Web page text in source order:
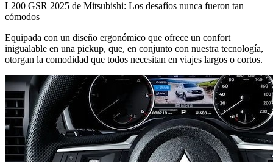
L200 GSR 2025 de Mitsubishi: Los desafíos nunca fueron tan
cómodos
Equipada con un diseño ergonómico que ofrece un confort
inigualable en una pickup, que, en conjunto con nuestra tecnología,
otorgan la comodidad que todos necesitan en viajes largos o cortos.